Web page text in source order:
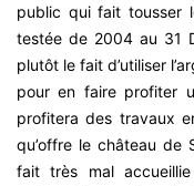
public qui fait tousser
testée de 2004 au 31
plutôt le fait d’utiliser
pour en faire profiter
profitera des travaux
qu’offre le château de
fait très mal